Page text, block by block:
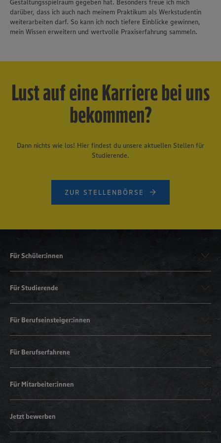
Gestaltungsspielraum gegeben hat. Besonders freue ich mich
darüber, dass ich auch nach meinem Praktikum als Werkstudentin
weiterarbeiten darf. So kann ich noch tiefere Einblicke gewinnen,
mein Wissen erweitern und wertvolle Praxiserfahrung sammeln.
Lust auf eine Karriere bei uns
bekommen?
Dann nichts wie los! Hier findest du unsere aktuellen Stellen für
Studierende.
ZUR STELLENBÖRSE
Für Schüler:innen
Für Studierende
Für Berufseinsteiger:innen
Für Berufserfahrene
Für Mitarbeiter:innen
Jetzt bewerben